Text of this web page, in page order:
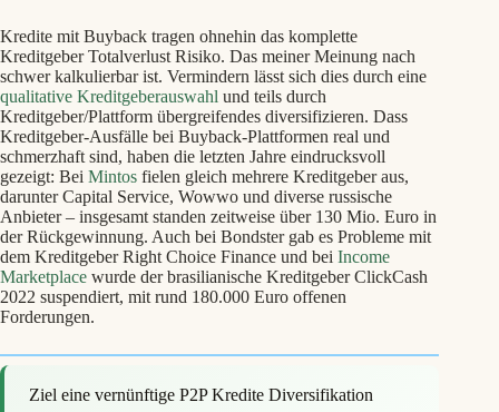
Kredite mit Buyback tragen ohnehin das komplette
Kreditgeber Totalverlust Risiko. Das meiner Meinung nach
schwer kalkulierbar ist. Vermindern lässt sich dies durch eine
qualitative Kreditgeberauswahl und teils durch
Kreditgeber/Plattform übergreifendes diversifizieren. Dass
Kreditgeber-Ausfälle bei Buyback-Plattformen real und
schmerzhaft sind, haben die letzten Jahre eindrucksvoll
gezeigt: Bei Mintos fielen gleich mehrere Kreditgeber aus,
darunter Capital Service, Wowwo und diverse russische
Anbieter – insgesamt standen zeitweise über 130 Mio. Euro in
der Rückgewinnung. Auch bei Bondster gab es Probleme mit
dem Kreditgeber Right Choice Finance und bei Income
Marketplace wurde der brasilianische Kreditgeber ClickCash
2022 suspendiert, mit rund 180.000 Euro offenen
Forderungen.
Ziel eine vernünftige P2P Kredite Diversifikation